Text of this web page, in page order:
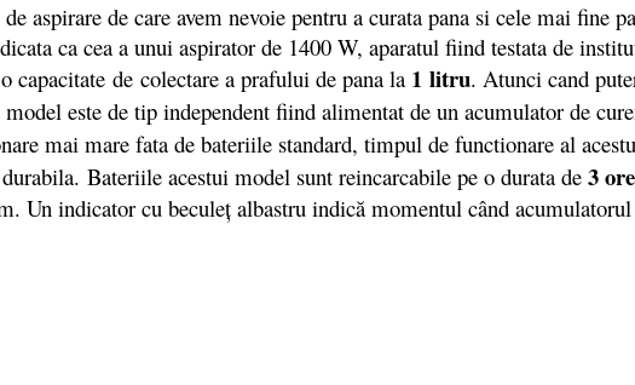
de care avem nevoie pentru a curata pana si cele mai fine
ca cea a unui aspirator de 1400 W, aparatul fiind testata de
capacitate de colectare a prafului de pana la 1 litru. Atunci cand
este de tip independent fiind alimentat de un acumulator de
mai mare fata de bateriile standard, timpul de functionare al
Bateriile acestui model sunt reincarcabile pe o durata de 3 ore
Un indicator cu beculeţ albastru indică momentul când